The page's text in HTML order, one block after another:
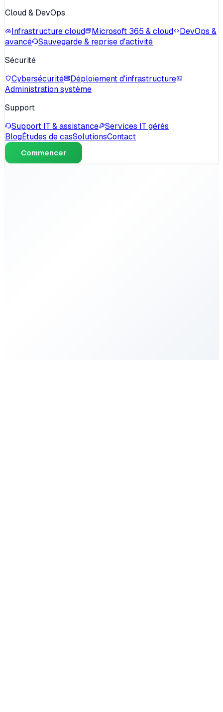
Cloud & DevOps
Infrastructure cloud
Microsoft 365 & cloud
DevOps &
avancé
Sauvegarde & reprise d'activité
Sécurité
Cybersécurité
Déploiement d'infrastructure
Administration système
Support
Support IT & assistance
Services IT gérés
BlogÉtudes de casSolutionsContact
Commencer